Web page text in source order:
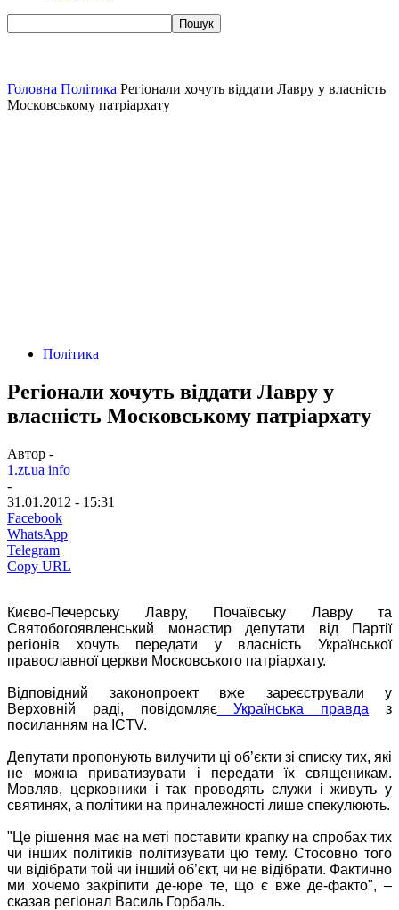
Головна Політика Регіонали хочуть віддати Лавру у власність
Московському патріархату
Політика
Регіонали хочуть віддати Лавру у
власність Московському патріархату
Автор -
1.zt.ua info
-
31.01.2012 - 15:31
Facebook
WhatsApp
Telegram
Copy URL
Києво-Печерську Лавру, Почаївську Лавру та
Святобогоявленський монастир депутати від Партії
регіонів хочуть передати у власність Української
православної церкви Московського патріархату.
Відповідний законопроект вже зареєстрували у
Верховній раді, повідомляєУкраїнська правда з
посиланням на ICTV.
Депутати пропонують вилучити ці об’єкти зі списку тих, які
не можна приватизувати і передати їх священикам.
Мовляв, церковники і так проводять служи і живуть у
святинях, а політики на приналежності лише спекулюють.
"Це рішення має на меті поставити крапку на спробах тих
чи інших політиків політизувати цю тему. Стосовно того
чи відібрати той чи інший об’єкт, чи не відібрати. Фактично
ми хочемо закріпити де-юре те, що є вже де-факто", –
сказав регіонал Василь Горбаль.